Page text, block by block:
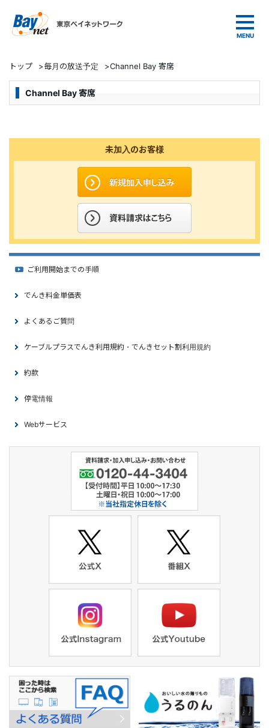
トップ >毎月の放送予定 >Channel Bay 寄席
Channel Bay 寄席
未加入のお客様
ご利用開始までの手順
でんき料金単価表
よくあるご質問
ケーブルプラスでんき利用規約・でんきセット割利用規約
約款
停電情報
Webサービス